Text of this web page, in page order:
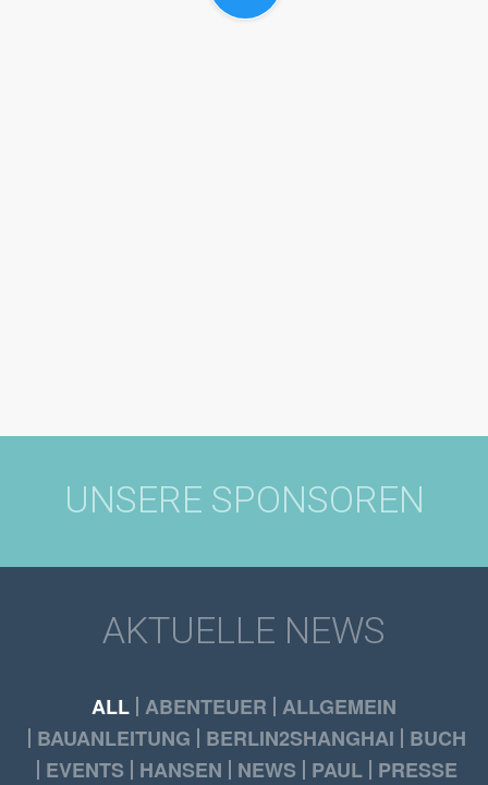
UNSERE SPONSOREN
AKTUELLE NEWS
ALL ABENTEUER ALLGEMEIN
BAUANLEITUNG
BERLIN2SHANGHAI
BUCH
EVENTS
HANSEN NEWS PAUL PRESSE